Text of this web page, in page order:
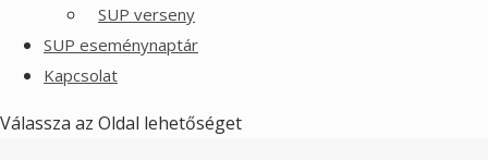
SUP verseny
SUP eseménynaptár
Kapcsolat
Válassza az Oldal lehetőséget